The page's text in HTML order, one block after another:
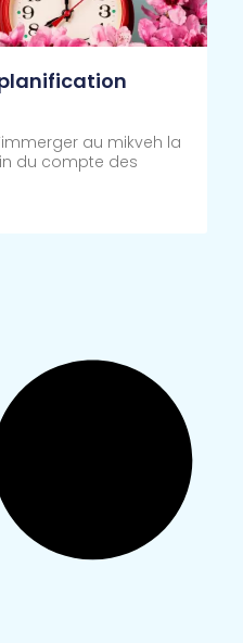
au mikveh la
du compte des